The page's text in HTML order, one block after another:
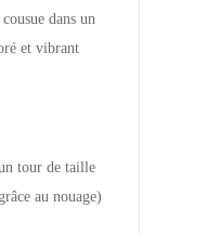
dans un
et vibrant
tour de taille
au nouage)